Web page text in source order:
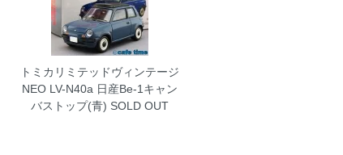
トミカリミテッドヴィンテージ
NEO LV-N40a 日産Be-1キャン
バストップ(青) SOLD OUT